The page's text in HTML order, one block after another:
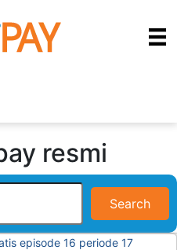
resmi
Search